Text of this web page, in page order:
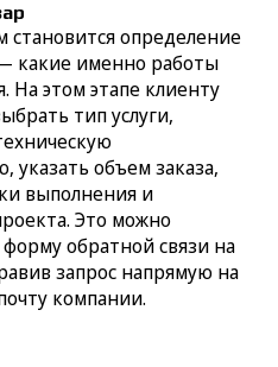
определение
какие именно работы
На этом этапе клиенту
тип услуги,
указать объем заказа,
выполнения и
Это можно
форму обратной связи на
запрос напрямую на
компании.